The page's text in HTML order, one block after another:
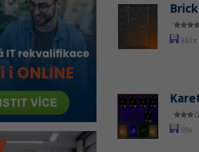
pro návrh
.NET
systém křížem
v C# .NET
softwaru v C#
361x
69x